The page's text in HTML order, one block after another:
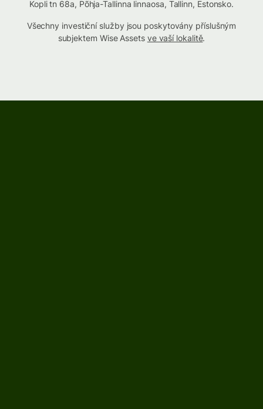
Kopli tn 68a, Põhja-Tallinna linnaosa, Tallinn, Estonsko.
Všechny investiční služby jsou poskytovány příslušným
subjektem Wise Assets ve vaší lokalitě.